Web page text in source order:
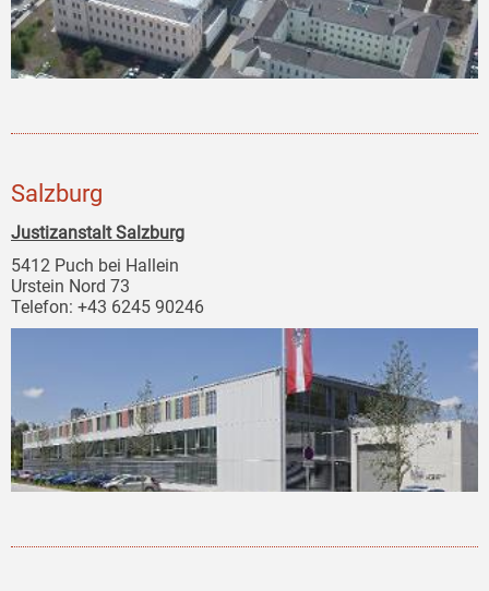
Salzburg
Justizanstalt Salzburg
5412 Puch bei Hallein
Urstein Nord 73
Telefon: +43 6245 90246